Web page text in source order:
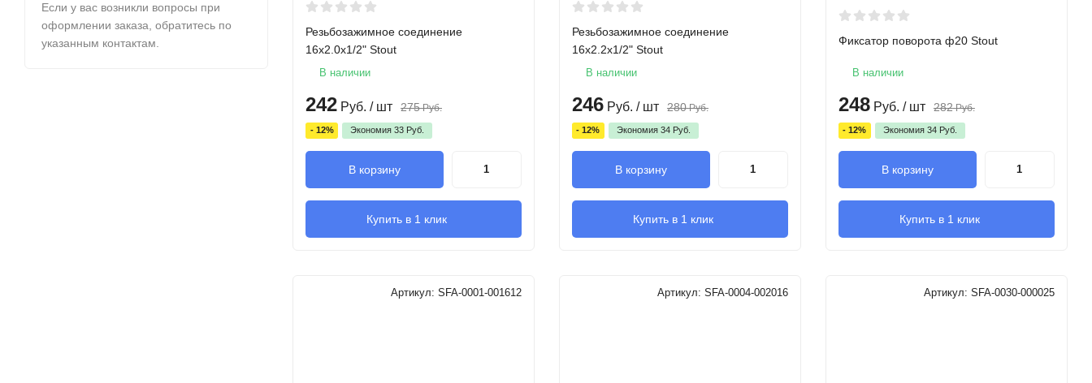
Если у вас возникли вопросы при
оформлении заказа, обратитесь по
указанным контактам.
Резьбозажимное соединение
16х2.0х1/2" Stout
В наличии
242 Руб. / шт 275 Руб.
- 12% Экономия 33 Руб.
В корзину
Купить в 1 клик
Резьбозажимное соединение
16х2.2х1/2" Stout
В наличии
246 Руб. / шт 280 Руб.
- 12% Экономия 34 Руб.
В корзину
Купить в 1 клик
Фиксатор поворота ф20 Stout
В наличии
248 Руб. / шт 282 Руб.
- 12% Экономия 34 Руб.
В корзину
Купить в 1 клик
Артикул: SFA-0001-001612 Артикул: SFA-0004-002016 Артикул: SFA-0030-000025